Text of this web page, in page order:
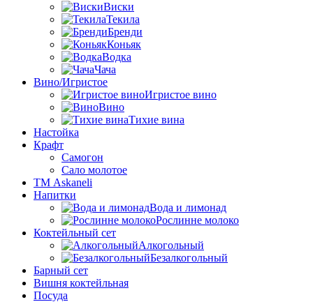
Виски
Текила
Бренди
Коньяк
Водка
Чача
Вино/Игристое
Игристое вино
Вино
Тихие вина
Настойка
Крафт
Самогон
Сало молотое
ТМ Askaneli
Напитки
Вода и лимонад
Рослинне молоко
Коктейльный сет
Алкогольный
Безалкогольный
Барный сет
Вишня коктейльная
Посуда